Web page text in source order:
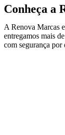
Conheça a
A Renova Marcas
entregamos mais
com segurança por